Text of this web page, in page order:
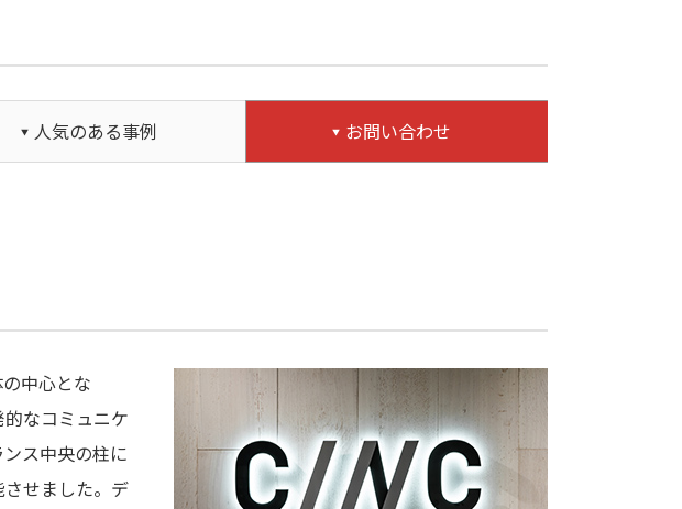
人気のある事例 お問い合わせ
中心とな
なコミュニケ
ス中央の柱に
せました。デ